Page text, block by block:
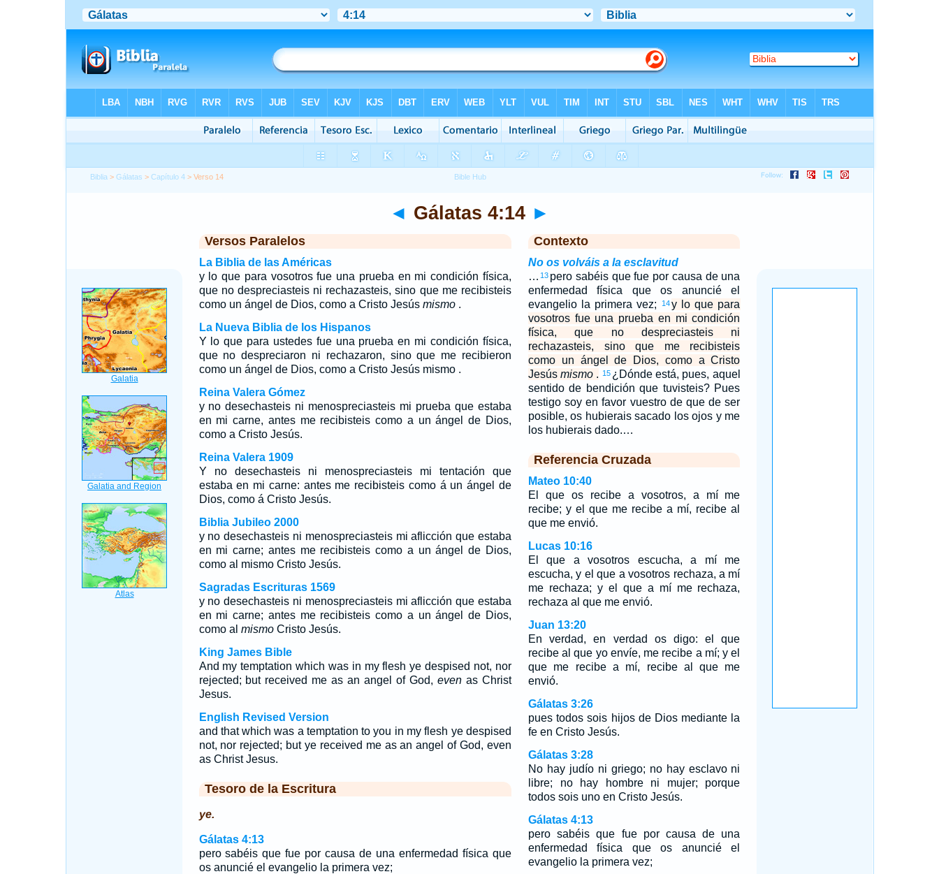
Biblia >Gálatas >Capítulo 4 > Verso 14
◄ Gálatas 4:14 ►
Versos Paralelos
La Biblia de las Américas
y lo que para vosotros fue una prueba en mi condición física,
que no despreciasteis ni rechazasteis, sino que me recibisteis
como un ángel de Dios, como a Cristo Jesús mismo.
La Nueva Biblia de los Hispanos
Y lo que para ustedes fue una prueba en mi condición física,
que no despreciaron ni rechazaron, sino que me recibieron
como un ángel de Dios, como a Cristo Jesús mismo .
Reina Valera Gómez
y no desechasteis ni menospreciasteis mi prueba que estaba
en mi carne, antes me recibisteis como a un ángel de Dios,
como a Cristo Jesús.
Reina Valera 1909
Y no desechasteis ni menospreciasteis mi tentación que
estaba en mi carne: antes me recibisteis como á un ángel de
Dios, como á Cristo Jesús.
Biblia Jubileo 2000
y no desechasteis ni menospreciasteis mi aflicción que estaba
en mi carne; antes me recibisteis como a un ángel de Dios,
como al mismoCristo Jesús.
Sagradas Escrituras 1569
y no desechasteis ni menospreciasteis mi aflicción que estaba
en mi carne; antes me recibisteis como a un ángel de Dios,
como al mismoCristo Jesús.
King James Bible
And my temptation which was in my flesh ye despised not, nor
rejected; but received me as an angel of God,even as Christ
Jesus.
English Revised Version
and that which was a temptation to you in my flesh ye despised
not, nor rejected; but ye received me as an angel of God, even
as Christ Jesus.
Tesoro de la Escritura
ye.
Gálatas 4:13
pero sabéis que fue por causa de una enfermedad física que
os anuncié el evangelio la primera vez;
Contexto
No os volváis a la esclavitud
… 13 pero sabéis que fue por causa de una
enfermedad física que os anuncié el
evangelio la primera vez;
14y lo que para
vosotros fue una prueba en mi condición
física, que no despreciasteis ni
rechazasteis, sino que me recibisteis
como un ángel de Dios, como a Cristo
Jesúsmismo . 15 ¿Dónde está, pues, aquel
sentido de bendición que tuvisteis? Pues
testigo soy en favor vuestro de que de ser
posible, os hubierais sacado los ojos y me
los hubierais dado.…
Referencia Cruzada
Mateo 10:40
El que os recibe a vosotros, a mí me
recibe; y el que me recibe a mí, recibe al
que me envió.
Lucas 10:16
El que a vosotros escucha, a mí me
escucha, y el que a vosotros rechaza, a mí
me rechaza; y el que a mí me rechaza,
rechaza al que me envió.
Juan 13:20
En verdad, en verdad os digo: el que
recibe al que yo envíe, me recibe a mí; y el
que me recibe a mí, recibe al que me
envió.
Gálatas 3:26
pues todos sois hijos de Dios mediante la
fe en Cristo Jesús.
Gálatas 3:28
No hay judío ni griego; no hay esclavo ni
libre; no hay hombre ni mujer; porque
todos sois uno en Cristo Jesús.
Gálatas 4:13
pero sabéis que fue por causa de una
enfermedad física que os anuncié el
evangelio la primera vez;